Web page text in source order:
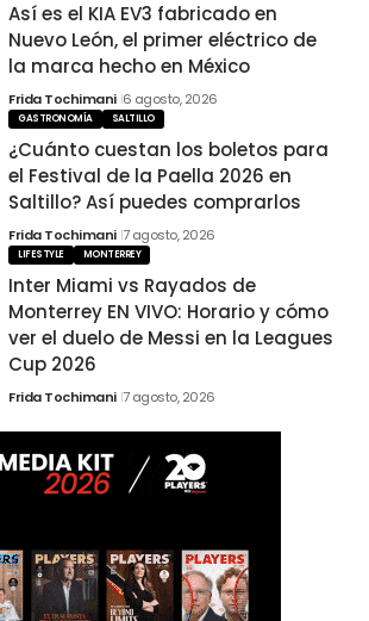
Así es el KIA EV3 fabricado en
Nuevo León, el primer eléctrico de
la marca hecho en México
Frida Tochimani 6 agosto, 2026
GASTRONOMÍA SALTILLO
¿Cuánto cuestan los boletos para
el Festival de la Paella 2026 en
Saltillo? Así puedes comprarlos
Frida Tochimani 7 agosto, 2026
LIFESTYLE MONTERREY
Inter Miami vs Rayados de
Monterrey EN VIVO: Horario y cómo
ver el duelo de Messi en la Leagues
Cup 2026
Frida Tochimani 7 agosto, 2026